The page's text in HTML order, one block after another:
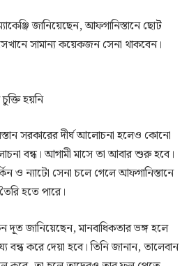
জানিয়েছেন, আফগানিস্তানে ছোট
সামান্য কয়েকজন সেনা থাকবেন।
হয়নি
সরকারের দীর্ঘ আলোচনা হলেও কোনো
বন্ধ। আগামী মাসে তা আবার শুরু হবে।
ও ন্যাটো সেনা চলে গেলে আফগানিস্তানে
হতে পারে।
দূত জানিয়েছেন, মানবাধিকতার ভঙ্গ হলে
বন্ধ করে দেয়া হবে। তিনি জানান, তালেবান